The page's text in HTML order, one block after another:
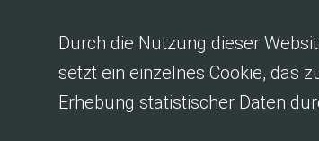
Durch die Nutzung dieser
setzt ein einzelnes Cookie, das
Erhebung statistischer Daten